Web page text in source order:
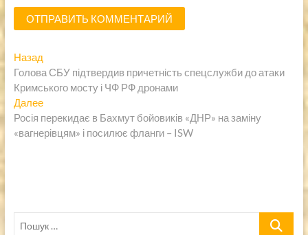
Навигация
по
записям
НазадПредыдущая
запись:
Голова СБУ підтвердив причетність спецслужби до атаки
Кримського мосту і ЧФ РФ дронами
ДалееСледующая
запись:
Росія перекидає в Бахмут бойовиків «ДНР» на заміну
«вагнерівцям» і посилює фланги – ISW
Пошук